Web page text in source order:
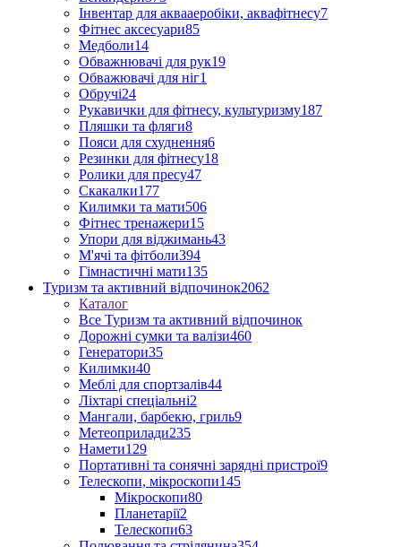
Інвентар для аквааеробіки, аквафітнесу7
Фітнес аксесуари85
Медболи14
Обважнювачі для рук19
Обважювачі для ніг1
Обручі24
Рукавички для фітнесу, культуризму187
Пляшки та фляги8
Пояси для схуднення6
Резинки для фітнесу18
Ролики для пресу47
Скакалки177
Килимки та мати506
Фітнес тренажери15
Упори для віджимань43
М'ячі та фітболи394
Гімнастичні мати135
Туризм та активний відпочинок2062
Каталог
Все Туризм та активний відпочинок
Дорожні сумки та валізи460
Генератори35
Килимки40
Меблі для спортзалів44
Ліхтарі спеціальні2
Мангали, барбекю, гриль9
Метеоприлади235
Намети129
Портативні та сонячні зарядні пристрої9
Телескопи, мікроскопи145
Мікроскопи80
Планетарії2
Телескопи63